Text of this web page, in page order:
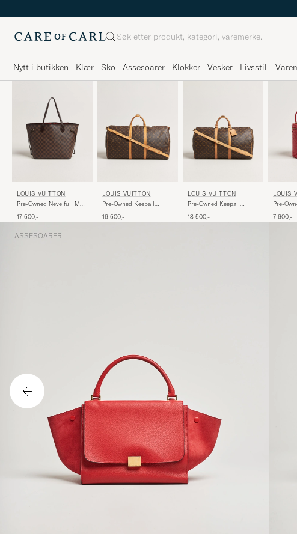
Søk
Nytt i butikken Klær Sko Assesoarer Klokker Vesker Livsstil
LOUIS VUITTON
Pre-Owned Nevelfull MM
17 500,-
LOUIS VUITTON
Pre-Owned Keepall
Monogram
16 500,-
LOUIS VUITTON
Pre-Owned Keepall
Monogram
18 500,-
LOUIS
Pre-
7 600,-
ASSESOARER